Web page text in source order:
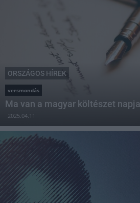
ORSZÁGOS HÍREK
versmondás
Ma van a magyar költészet napja
2025.04.11